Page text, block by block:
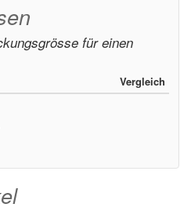
für einen
Vergleich